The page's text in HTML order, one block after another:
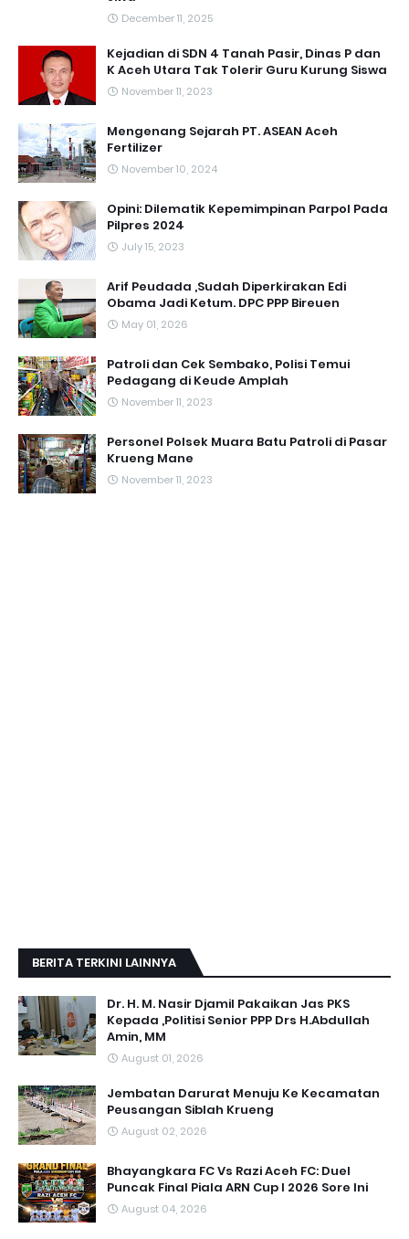
December 11, 2025
Kejadian di SDN 4 Tanah Pasir, Dinas P dan
K Aceh Utara Tak Tolerir Guru Kurung Siswa
November 11, 2023
Mengenang Sejarah PT. ASEAN Aceh
Fertilizer
November 10, 2024
Opini: Dilematik Kepemimpinan Parpol Pada
Pilpres 2024
July 15, 2023
Arif Peudada ,Sudah Diperkirakan Edi
Obama Jadi Ketum. DPC PPP Bireuen
May 01, 2026
Patroli dan Cek Sembako, Polisi Temui
Pedagang di Keude Amplah
November 11, 2023
Personel Polsek Muara Batu Patroli di Pasar
Krueng Mane
November 11, 2023
BERITA TERKINI LAINNYA
Dr. H. M. Nasir Djamil Pakaikan Jas PKS
Kepada ,Politisi Senior PPP Drs H.Abdullah
Amin, MM
August 01, 2026
Jembatan Darurat Menuju Ke Kecamatan
Peusangan Siblah Krueng
August 02, 2026
Bhayangkara FC Vs Razi Aceh FC: Duel
Puncak Final Piala ARN Cup I 2026 Sore Ini
August 04, 2026